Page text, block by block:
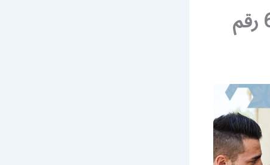
فني صيانة تكييف مركزي السرة 62224041 رقم